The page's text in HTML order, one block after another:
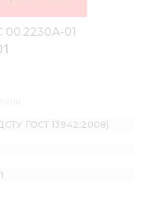
ГОСТ 13942:2008)